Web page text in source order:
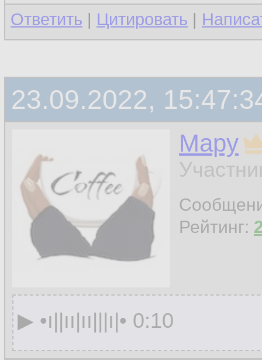
Ответить | Цитировать |
23.09.2022,
Мару
Рейтинг:
▶︎ •၊||၊၊|၊၊|||၊|• 0:10